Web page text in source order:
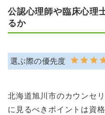
公認心理師や臨床心理
るか
選ぶ際の優先度
北海道旭川市のカウンセ
に見るべきポイントは資